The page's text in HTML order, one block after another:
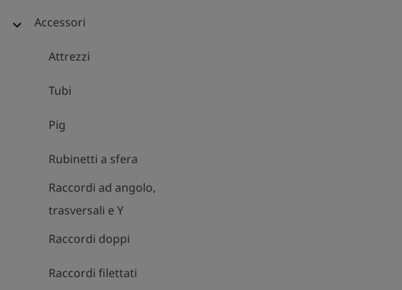
expand_more Accessori
Attrezzi
Tubi
Pig
Rubinetti a sfera
Raccordi ad angolo,
trasversali e Y
Raccordi doppi
Raccordi filettati